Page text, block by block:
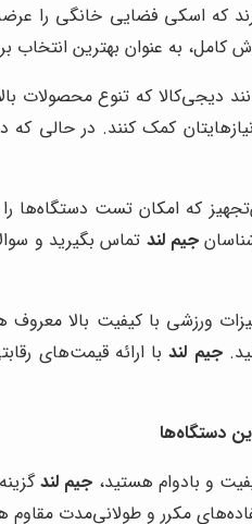
که اسکی فضایی خانگی را
به عنوان بهترین
دیجی‌کالا که تنوع محصولات
کمک کنند. در
که امکان تست دستگاه‌ها را
جیم لند تماس بگیرید و
ورزشی با کیفیت بالا معروف
جیم لندبا ارائه قیمت‌های
دستگاه‌ها
و بادوام هستید، جیم لند
مکرر و طولانی‌مدت مقاوم